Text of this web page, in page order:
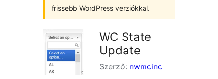
frissebb WordPress verziókkal.
WC State
Update
Szerző: nwmcinc